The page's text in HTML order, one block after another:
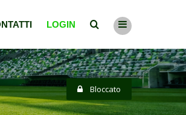
LOGIN
Bloccato